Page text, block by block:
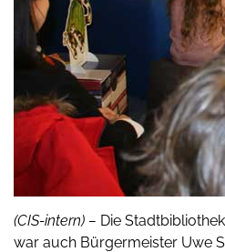
(CIS-intern) – Die
war auch Bürgermeister Uwe